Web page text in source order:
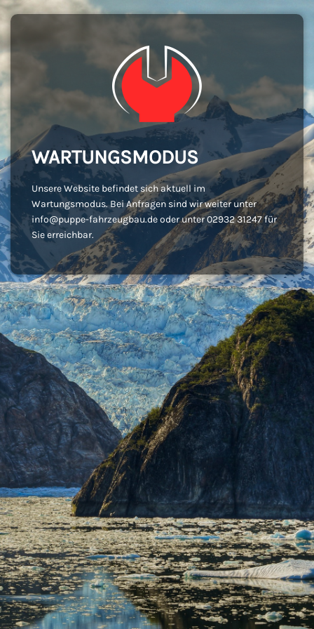
WARTUNGSMODUS
Unsere Website befindet sich aktuell im
Wartungsmodus. Bei Anfragen sind wir weiter unter
info@puppe-fahrzeugbau.de oder unter 02932 31247 für
Sie erreichbar.